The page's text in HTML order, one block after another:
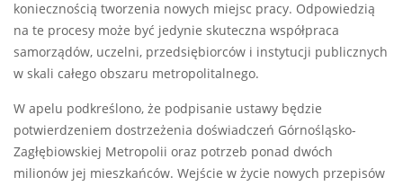
koniecznością tworzenia nowych miejsc pracy. Odpowiedzią
na te procesy może być jedynie skuteczna współpraca
samorządów, uczelni, przedsiębiorców i instytucji publicznych
w skali całego obszaru metropolitalnego.
W apelu podkreślono, że podpisanie ustawy będzie
potwierdzeniem dostrzeżenia doświadczeń Górnośląsko-
Zagłębiowskiej Metropolii oraz potrzeb ponad dwóch
milionów jej mieszkańców. Wejście w życie nowych przepisów